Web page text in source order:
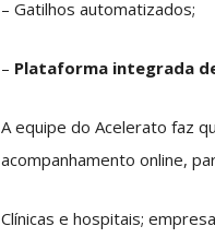
– Gatilhos automatizados;
– Plataforma integrada
A equipe do Acelerato faz
acompanhamento online,
Clínicas e hospitais;